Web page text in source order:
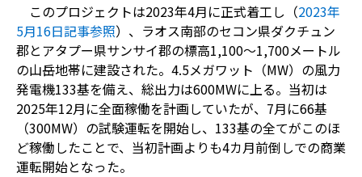
このプロジェクトは2023年4月に正式着工し（2023年
5月16日記事参照）、ラオス南部のセコン県ダクチュン
郡とアタプー県サンサイ郡の標高1,100～1,700メートル
の山岳地帯に建設された。4.5メガワット（MW）の風力
発電機133基を備え、総出力は600MWに上る。当初は
2025年12月に全面稼働を計画していたが、7月に66基
（300MW）の試験運転を開始し、133基の全てがこのほ
ど稼働したことで、当初計画よりも4カ月前倒しでの商業
運転開始となった。